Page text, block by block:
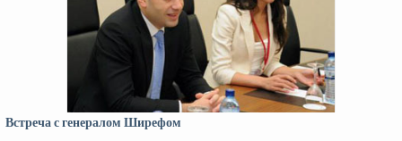
Встреча с генералом Ширефом